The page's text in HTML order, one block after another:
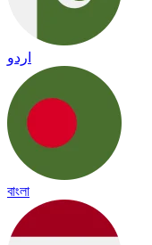
اردو
বাংলা